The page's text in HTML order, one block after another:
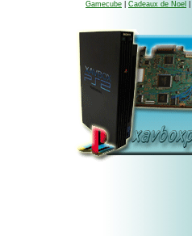
Gamecube Cadeaux de Noel